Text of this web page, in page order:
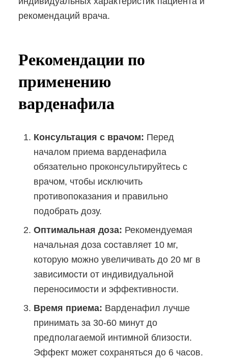
рекомендаций врача.
Рекомендации по
применению
варденафила
Консультация с врачом: Перед
началом приема варденафила
обязательно проконсультируйтесь с
врачом, чтобы исключить
противопоказания и правильно
подобрать дозу.
Оптимальная доза: Рекомендуемая
начальная доза составляет 10 мг,
которую можно увеличивать до 20 мг в
зависимости от индивидуальной
переносимости и эффективности.
Время приема: Варденафил лучше
принимать за 30-60 минут до
предполагаемой интимной близости.
Эффект может сохраняться до 6 часов.